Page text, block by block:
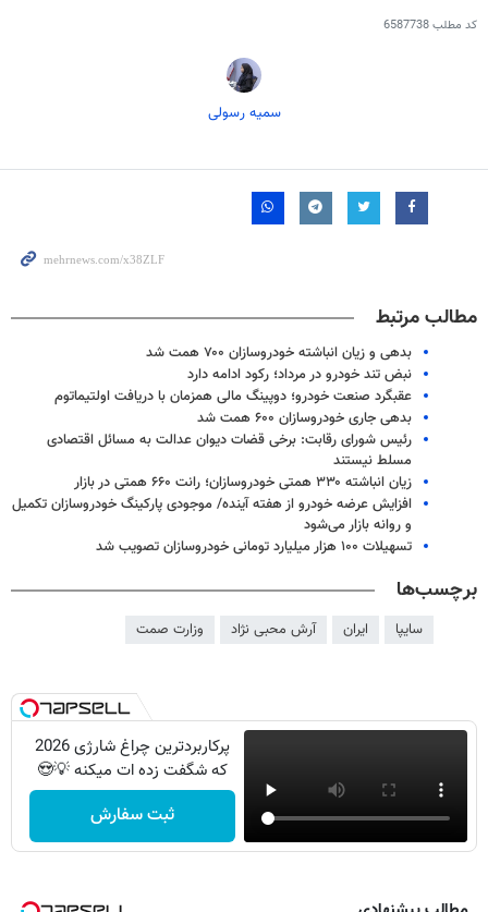
کد مطلب6587738
سمیه رسولی
مطالب مرتبط
بدهی و زیان انباشته خودروسازان ۷۰۰ همت شد
نبض تند خودرو در مرداد؛ رکود ادامه دارد
عقبگرد صنعت خودرو؛ دوپینگ مالی همزمان با دریافت اولتیماتوم
بدهی جاری خودروسازان ۶۰۰ همت شد
رئیس شورای رقابت: برخی قضات دیوان عدالت به مسائل اقتصادی
مسلط نیستند
زیان انباشته ۳۳۰ همتی خودروسازان؛ رانت ۶۶۰ همتی در بازار
افزایش عرضه خودرو از هفته آینده/ موجودی پارکینگ‌ خودروسازان تکمیل
و روانه بازار می‌شود
تسهیلات ۱۰۰ هزار میلیارد تومانی خودروسازان تصویب شد
برچسب‌ها
سایپا ایران آرش محبی نژاد وزارت صمت
پرکاربردترین چراغ شارژی 2026
که شگفت زده ات میکنه 💡😍
ثبت سفارش